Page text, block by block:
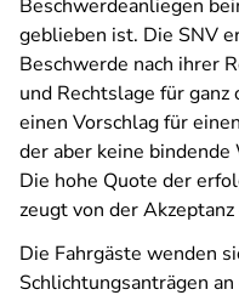
Beschwerdeanliegen
geblieben ist. Die SNV
Beschwerde nach ihrer
und Rechtslage für
einen Vorschlag für
der aber keine
Die hohe Quote der
zeugt von der
Die Fahrgäste wenden
Schlichtungsanträgen